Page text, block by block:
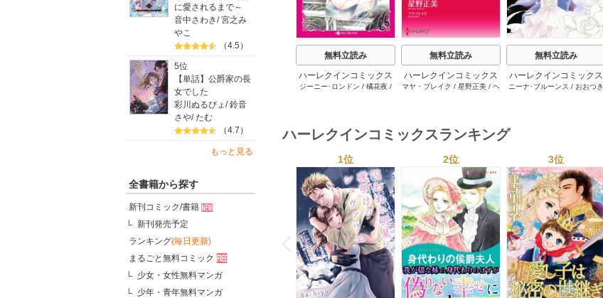
に愛されるまで～
音中さわき/宮之み
やこ
（4.5）
5位
【単話】公爵家の長
女でした
彩川ぬるぴょ /鈴音
さや/たむ
（4.7）
もっと見る
全書籍から探す
新刊コミック/書籍
新刊発売予定
ランキング(毎日更新)
まるごと無料コミック
少女・女性無料マンガ
少年・青年無料マンガ
無料立読み
ハーレクインコミックス
セット 2026年 vol.1064
ジーニー･ロンドン / 橘花夜 /
無料立読み
ハーレクインコミックス
セット 2026年 vol.1002
マヤ・ブレイク / 星野正美 / ヘ
無料立読み
ハーレクインコミックス
セット 2026年 vol.1063
ニーナ･ブルーンス / おおつき
ハーレクインコミックスランキング
P
r
e
v
i
o
u
s
1位 2位 3位